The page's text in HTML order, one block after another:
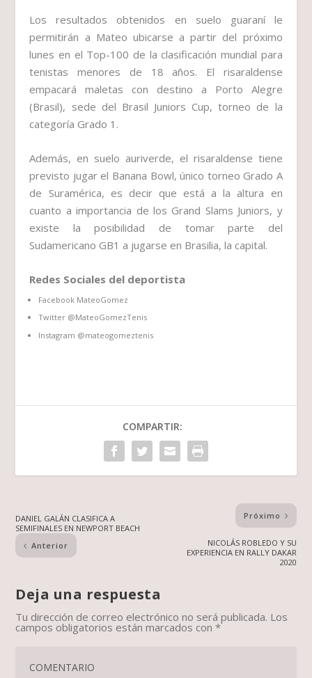
Los resultados obtenidos en suelo guaraní le
permitirán a Mateo ubicarse a partir del próximo
lunes en el Top-100 de la clasificación mundial para
tenistas menores de 18 años. El risaraldense
empacará maletas con destino a Porto Alegre
(Brasil), sede del Brasil Juniors Cup, torneo de la
categoría Grado 1.
Además, en suelo auriverde, el risaraldense tiene
previsto jugar el Banana Bowl, único torneo Grado A
de Suramérica, es decir que está a la altura en
cuanto a importancia de los Grand Slams Juniors, y
existe la posibilidad de tomar parte del
Sudamericano GB1 a jugarse en Brasilia, la capital.
Redes Sociales del deportista
Facebook MateoGomez
Twitter @MateoGomezTenis
Instagram @mateogomeztenis
COMPARTIR:
DANIEL GALÁN CLASIFICA A
SEMIFINALES EN NEWPORT BEACH
Anterior
Próximo
NICOLÁS ROBLEDO Y SU
EXPERIENCIA EN RALLY DAKAR
2020
Deja una respuesta
Tu dirección de correo electrónico no será publicada. Los
campos obligatorios están marcados con*